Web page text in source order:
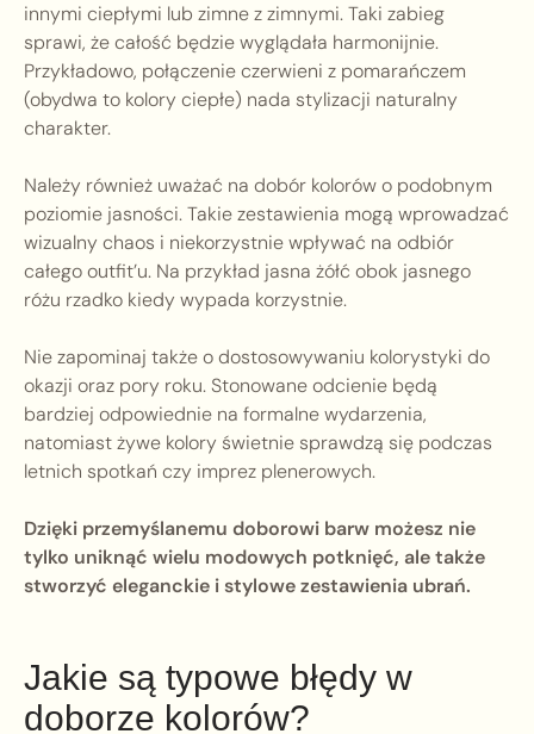
innymi ciepłymi lub zimne z zimnymi. Taki zabieg
sprawi, że całość będzie wyglądała harmonijnie.
Przykładowo, połączenie czerwieni z pomarańczem
(obydwa to kolory ciepłe) nada stylizacji naturalny
charakter.
Należy również uważać na dobór kolorów o podobnym
poziomie jasności. Takie zestawienia mogą wprowadzać
wizualny chaos i niekorzystnie wpływać na odbiór
całego outfit’u. Na przykład jasna żółć obok jasnego
różu rzadko kiedy wypada korzystnie.
Nie zapominaj także o dostosowywaniu kolorystyki do
okazji oraz pory roku. Stonowane odcienie będą
bardziej odpowiednie na formalne wydarzenia,
natomiast żywe kolory świetnie sprawdzą się podczas
letnich spotkań czy imprez plenerowych.
Dzięki przemyślanemu doborowi barw możesz nie
tylko uniknąć wielu modowych potknięć, ale także
stworzyć eleganckie i stylowe zestawienia ubrań.
Jakie są typowe błędy w
doborze kolorów?